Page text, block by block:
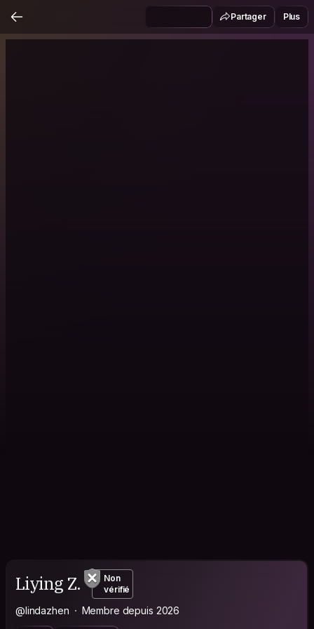
Partager Plus
Liying Z.
Non
vérifié
@lindazhen Membre depuis 2026